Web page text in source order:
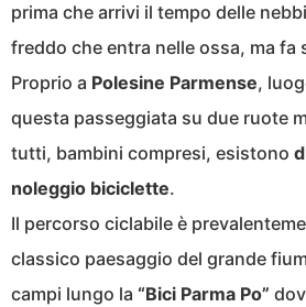
prima che arrivi il tempo delle
freddo che entra nelle ossa, ma fa
Proprio a Polesine Parmense,
questa passeggiata su due ruote
tutti, bambini compresi, esistono
noleggio biciclette.
Il percorso ciclabile è
classico paesaggio del grande
campi lungo la “Bici Parma Po”